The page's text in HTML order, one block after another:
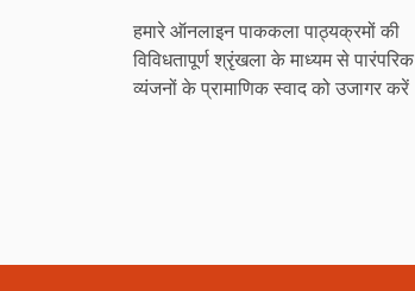
हमारे ऑनलाइन पाककला पाठ्यक्रमों की
विविधतापूर्ण श्रृंखला के माध्यम से पारंपरिक
व्यंजनों के प्रामाणिक स्वाद को उजागर करें